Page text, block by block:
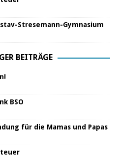
Stresemann-Gymnasium
BEITRÄGE
BSO
für die Mamas und Papas